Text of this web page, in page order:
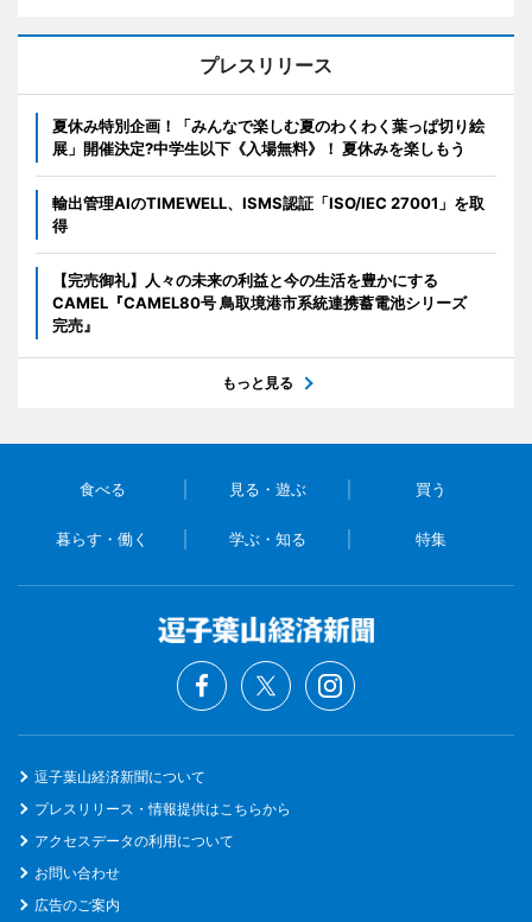
プレスリリース
夏休み特別企画！「みんなで楽しむ夏のわくわく葉っぱ切り絵
展」開催決定?中学生以下《入場無料》！ 夏休みを楽しもう
輸出管理AIのTIMEWELL、ISMS認証「ISO/IEC 27001」を取
得
【完売御礼】人々の未来の利益と今の生活を豊かにする
CAMEL『CAMEL80号 鳥取境港市系統連携蓄電池シリーズ
完売』
もっと見る
食べる 見る・遊ぶ 買う
暮らす・働く 学ぶ・知る 特集
逗子葉山経済新聞について
プレスリリース・情報提供はこちらから
アクセスデータの利用について
お問い合わせ
広告のご案内